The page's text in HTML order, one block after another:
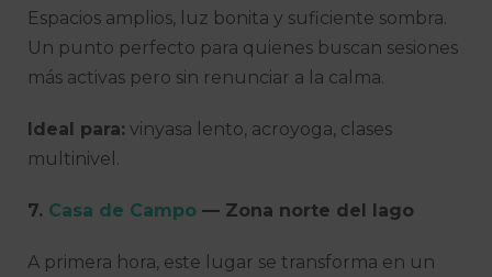
Espacios amplios, luz bonita y suficiente sombra.
Un punto perfecto para quienes buscan sesiones
más activas pero sin renunciar a la calma.
Ideal para: vinyasa lento, acroyoga, clases
multinivel.
7. Casa de Campo — Zona norte del lago
A primera hora, este lugar se transforma en un